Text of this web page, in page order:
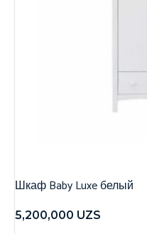
Шкаф Baby Luxe белый
5,200,000 UZS